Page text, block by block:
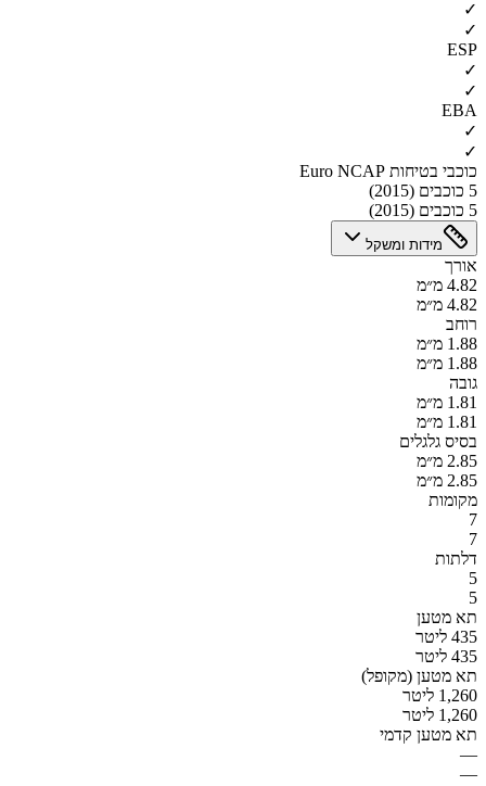
✓
✓
ESP
✓
✓
EBA
✓
✓
כוכבי בטיחות Euro NCAP
5 כוכבים (2015)
5 כוכבים (2015)
מידות ומשקל
אורך
4.82 מ״מ
4.82 מ״מ
רוחב
1.88 מ״מ
1.88 מ״מ
גובה
1.81 מ״מ
1.81 מ״מ
בסיס גלגלים
2.85 מ״מ
2.85 מ״מ
מקומות
7
7
דלתות
5
5
תא מטען
435 ליטר
435 ליטר
תא מטען (מקופל)
1,260 ליטר
1,260 ליטר
תא מטען קדמי
—
—